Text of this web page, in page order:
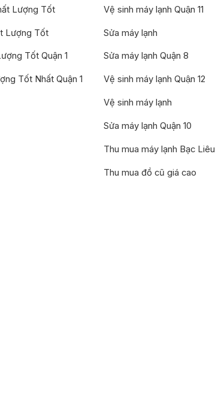
Lượng Tốt
Lượng Tốt
Tốt Quận 1
Tốt Nhất Quận 1
Vệ sinh máy lạnh Quận 11
Sửa máy lạnh
Sửa máy lạnh Quận 8
Vệ sinh máy lạnh Quận 12
Vệ sinh máy lạnh
Sửa máy lạnh Quận 10
Thu mua máy lạnh Bạc Liêu
Thu mua đồ cũ giá cao